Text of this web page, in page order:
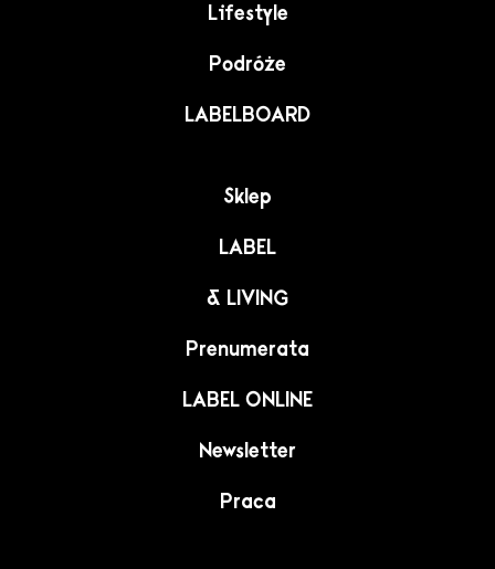
Lifestyle
Podróże
LABELBOARD
Sklep
LABEL
& LIVING
Prenumerata
LABEL ONLINE
Newsletter
Praca